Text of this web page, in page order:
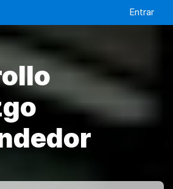
Entrar